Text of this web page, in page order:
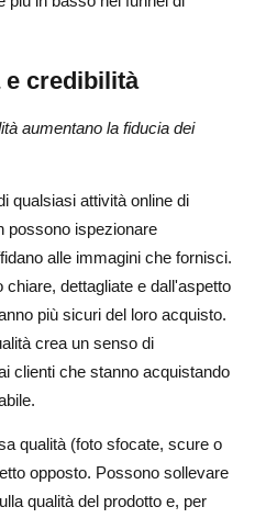
credibilità
aumentano la fiducia dei
qualsiasi attività online di
possono ispezionare
alle immagini che fornisci.
chiare, dettagliate e dall'aspetto
più sicuri del loro acquisto.
crea un senso di
clienti che stanno acquistando
qualità (foto sfocate, scure o
opposto. Possono sollevare
qualità del prodotto e, per